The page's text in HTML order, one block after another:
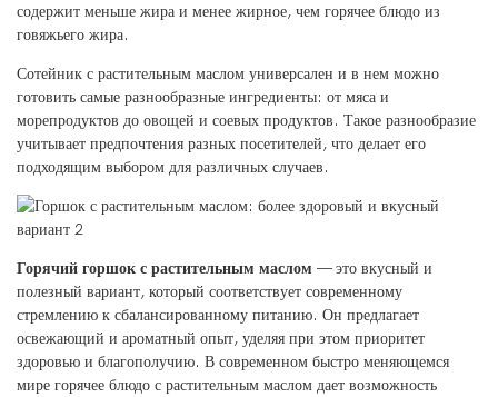
содержит меньше жира и менее жирное, чем горячее блюдо из
говяжьего жира.
Сотейник с растительным маслом универсален и в нем можно
готовить самые разнообразные ингредиенты: от мяса и
морепродуктов до овощей и соевых продуктов. Такое разнообразие
учитывает предпочтения разных посетителей, что делает его
подходящим выбором для различных случаев.
Горячий горшок с растительным маслом — это вкусный и
полезный вариант, который соответствует современному
стремлению к сбалансированному питанию. Он предлагает
освежающий и ароматный опыт, уделяя при этом приоритет
здоровью и благополучию. В современном быстро меняющемся
мире горячее блюдо с растительным маслом дает возможность